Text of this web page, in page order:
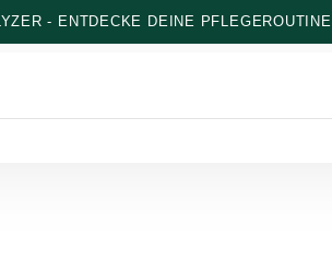
- ENTDECKE DEINE PFLEGEROUTINE